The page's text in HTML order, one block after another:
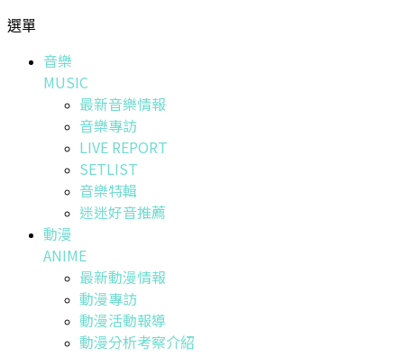
選單
音樂
MUSIC
最新音樂情報
音樂專訪
LIVE REPORT
SETLIST
音樂特輯
迷迷好音推薦
動漫
ANIME
最新動漫情報
動漫專訪
動漫活動報導
動漫分析考察介紹